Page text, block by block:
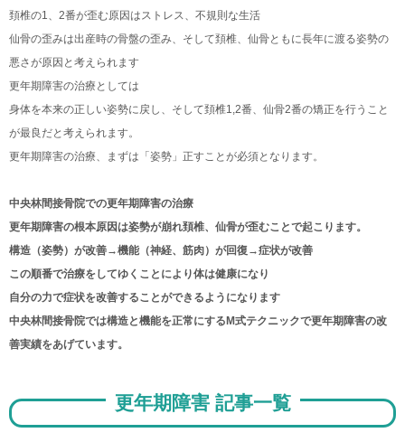
頚椎の1、2番が歪む原因はストレス、不規則な生活
仙骨の歪みは出産時の骨盤の歪み、そして頚椎、仙骨ともに長年に渡る姿勢の
悪さが原因と考えられます
更年期障害の治療としては
身体を本来の正しい姿勢に戻し、そして頚椎1,2番、仙骨2番の矯正を行うこと
が最良だと考えられます。
更年期障害の治療、まずは「姿勢」正すことが必須となります。
中央林間接骨院での更年期障害の治療
更年期障害の根本原因は姿勢が崩れ頚椎、仙骨が歪むことで起こります。
構造（姿勢）が改善→機能（神経、筋肉）が回復→症状が改善
この順番で治療をしてゆくことにより体は健康になり
自分の力で症状を改善することができるようになります
中央林間接骨院では構造と機能を正常にするM式テクニックで更年期障害の改
善実績をあげています。
更年期障害 記事一覧